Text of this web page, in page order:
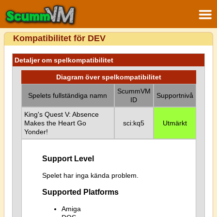
Kompatibilitet för DEV
Detaljer om spelkompatibilitet
Diagram över spelkompatibilitet
Spelets fullständiga namn
ScummVM
ID
Supportnivå
King's Quest V: Absence
Makes the Heart Go
Yonder!
sci:kq5 Utmärkt
Support Level
Spelet har inga kända problem.
Supported Platforms
Amiga